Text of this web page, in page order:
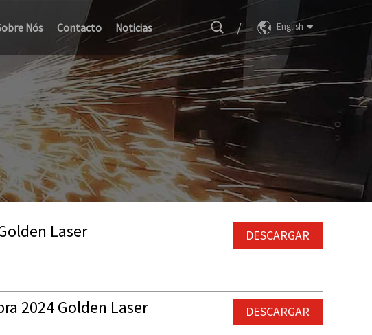
Nós Contacto Noticias / English
Laser DESCARGAR
2024 Golden Laser DESCARGAR